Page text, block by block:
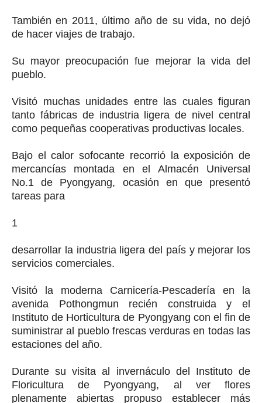
También en 2011, último año de su vida, no dejó
de hacer viajes de trabajo.
Su mayor preocupación fue mejorar la vida del
pueblo.
Visitó muchas unidades entre las cuales figuran
tanto fábricas de industria ligera de nivel central
como pequeñas cooperativas productivas locales.
Bajo el calor sofocante recorrió la exposición de
mercancías montada en el Almacén Universal
No.1 de Pyongyang, ocasión en que presentó
tareas para
1
desarrollar la industria ligera del país y mejorar los
servicios comerciales.
Visitó la moderna Carnicería-Pescadería en la
avenida Pothongmun recién construida y el
Instituto de Horticultura de Pyongyang con el fin de
suministrar al pueblo frescas verduras en todas las
estaciones del año.
Durante su visita al invernáculo del Instituto de
Floricultura de Pyongyang, al ver flores
plenamente abiertas propuso establecer más